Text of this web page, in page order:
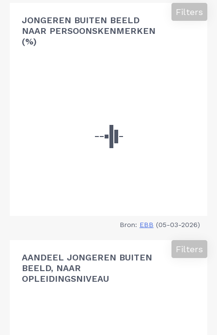
JONGEREN BUITEN BEELD
NAAR PERSOONSKENMERKEN
(%)
Filters
Bron: EBB (05-03-2026)
AANDEEL JONGEREN BUITEN
BEELD, NAAR
OPLEIDINGSNIVEAU
Filters